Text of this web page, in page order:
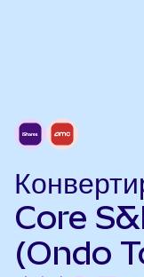
Core
(Ondo